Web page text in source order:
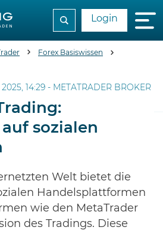
Login
Forex Basiswissen
14:29 - METATRADER BROKER
sozialen
Welt bietet die
Handelsplattformen
wie den MetaTrader
des Tradings. Diese